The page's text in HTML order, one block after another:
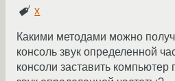
x
Какими методами можно
консоль звук определенной
консоли заставить компьютер